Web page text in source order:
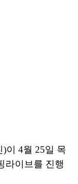
이 4월 25일 목
라이브를 진행